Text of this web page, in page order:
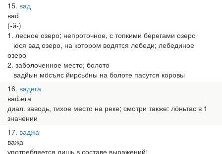
15 вад
ваԁ
(-й-)
1. лесное озеро; непроточное, с топкими берегами озеро
юся вад озеро, на котором водятся лебеди; лебединое
озеро
2. заболоченное место; болото
вадйын мӧсъяс йирсьӧны на болоте пасутся коровы
16 вадега
ваԃега
диал. заводь, тихое место на реке; смотри также: лӧньтас в 1
значении
17 ваджа
ваҗа
употребляется лишь в составе выражений: